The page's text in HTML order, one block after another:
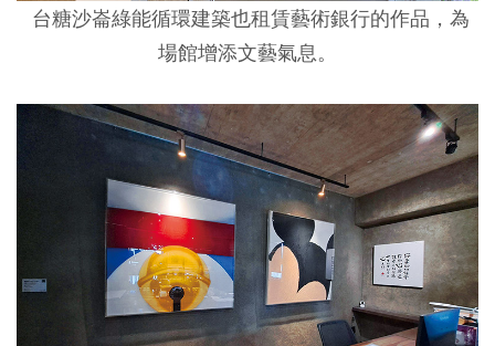
台糖沙崙綠能循環建築也租賃藝術銀行的作品，為
場館增添文藝氣息。